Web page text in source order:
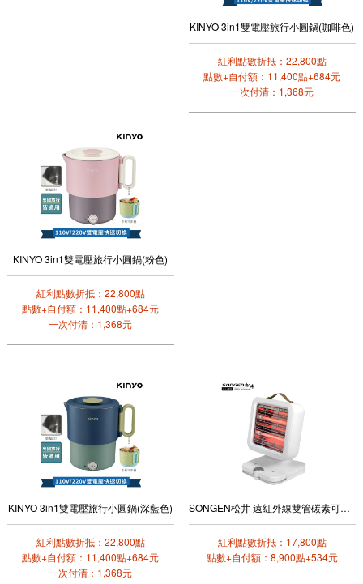
KINYO 3in1雙電壓旅行小圓鍋(咖啡色)
紅利點數折抵：22,800點
點數+自付額：11,400點+684元
一次付清：1,368元
KINYO 3in1雙電壓旅行小圓鍋(粉色)
紅利點數折抵：22,800點
點數+自付額：11,400點+684元
一次付清：1,368元
KINYO 3in1雙電壓旅行小圓鍋(深藍色)
紅利點數折抵：22,800點
點數+自付額：11,400點+684元
一次付清：1,368元
SONGEN松井 遠紅外線雙管碳素可擺頭電暖器
紅利點數折抵：17,800點
點數+自付額：8,900點+534元